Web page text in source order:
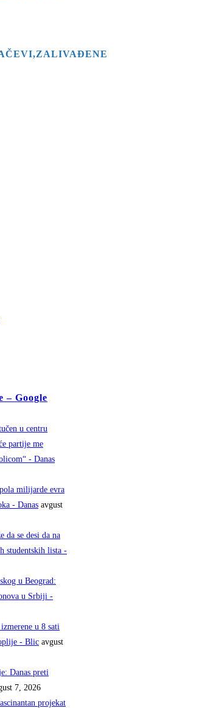
– Google
u centru
partije me
- Danas
milijarde evra
- Danas avgust
da se desi da na
studentskih lista -
u Beograd:
u Srbiji -
u 8 sati
- Blic avgust
Danas preti
7, 2026
projekat